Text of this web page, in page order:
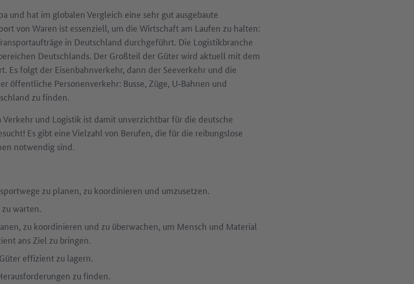
und hat im globalen Vergleich eine sehr gut ausgebaute
von Waren ist essenziell, um die Wirtschaft am Laufen zu halten:
in Deutschland durchgeführt. Die Logistikbranche
Deutschlands. Der Großteil der Güter wird aktuell mit dem
Es folgt der Eisenbahnverkehr, dann der Seeverkehr und die
öffentliche Personenverkehr: Busse, Züge, U‑Bahnen und
zu finden.
und Logistik ist damit unverzichtbar für die deutsche
Es gibt eine Vielzahl von Berufen, die für die reibungslose
notwendig sind.
zu planen, zu koordinieren und umzusetzen.
warten.
zu koordinieren und zu überwachen, um Mensch und Material
ans Ziel zu bringen.
effizient zu lagern.
zu finden.